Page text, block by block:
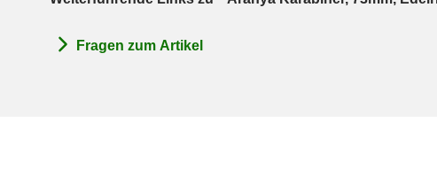
Fragen zum Artikel